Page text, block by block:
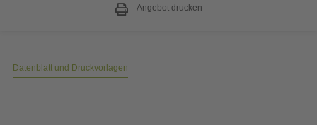
Angebot drucken
Datenblatt und Druckvorlagen